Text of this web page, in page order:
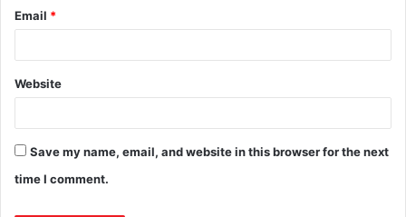
Email *
Website
Save my name, email, and website in this browser for the next
time I comment.